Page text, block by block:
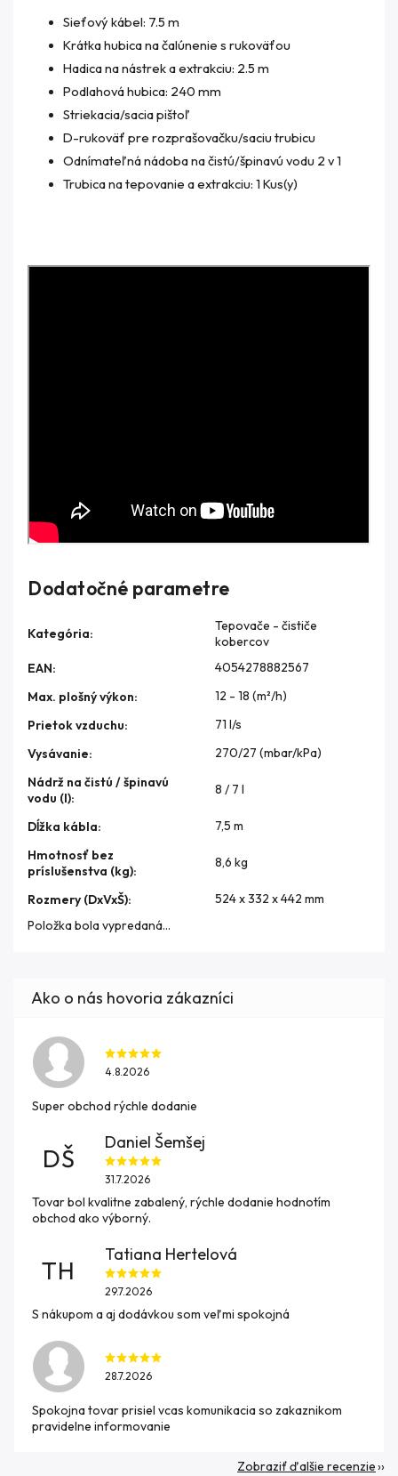
Sieťový kábel: 7.5 m
Krátka hubica na čalúnenie s rukoväťou
Hadica na nástrek a extrakciu: 2.5 m
Podlahová hubica: 240 mm
Striekacia/sacia pištoľ
D-rukoväť pre rozprašovačku/saciu trubicu
Odnímateľná nádoba na čistú/špinavú vodu 2 v 1
Trubica na tepovanie a extrakciu: 1 Kus(y)
Dodatočné parametre
Kategória:
Tepovače - čističe
kobercov
EAN:
4054278882567
Max. plošný výkon:
12 - 18 (m²/h)
Prietok vzduchu:
71 l/s
Vysávanie:
270/27 (mbar/kPa)
Nádrž na čistú / špinavú
vodu (l):
8 / 7 l
Dĺžka kábla:
7,5 m
Hmotnosť bez
príslušenstva (kg):
8,6 kg
Rozmery (DxVxŠ):
524 x 332 x 442 mm
Položka bola vypredaná…
4.8.2026
Super obchod rýchle dodanie
DŠ
Daniel Šemšej
31.7.2026
Tovar bol kvalitne zabalený, rýchle dodanie hodnotím
obchod ako výborný.
TH
Tatiana Hertelová
29.7.2026
S nákupom a aj dodávkou som veľmi spokojná
28.7.2026
Spokojna tovar prisiel vcas komunikacia so zakaznikom
pravidelne informovanie
Zobraziť ďalšie recenzie